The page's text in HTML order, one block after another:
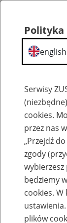
Szkolenia
Zaproś
Polityka
english
Serwisy
cookies.
przez nas
„Przejdź
zgody
wybierzesz
będziemy
cookies. W
plików